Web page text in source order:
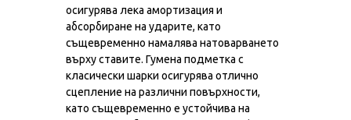
осигурява лека амортизация и
абсорбиране на ударите, като
същевременно намалява натоварването
върху ставите. Гумена подметка с
класически шарки осигурява отлично
сцепление на различни повърхности,
като същевременно е устойчива на